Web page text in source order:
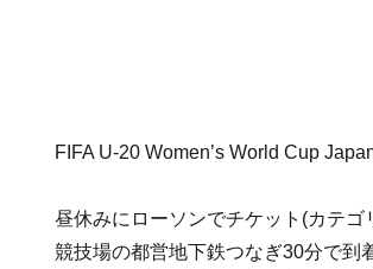
FIFA U-20 Women’s World Cup
昼休みにローソンでチケット(カテ
競技場の都営地下鉄つなぎ30分で到